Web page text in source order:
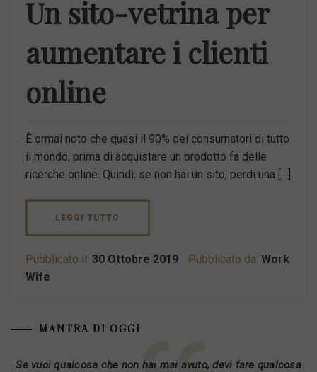
Un sito-vetrina per
aumentare i clienti
online
È ormai noto che quasi il 90% dei consumatori di tutto
il mondo, prima di acquistare un prodotto fa delle
ricerche online. Quindi, se non hai un sito, perdi una […]
LEGGI TUTTO
Pubblicato il: 30 Ottobre 2019 Pubblicato da: Work
Wife
MANTRA DI OGGI
Se vuoi qualcosa che non hai mai avuto, devi fare qualcosa